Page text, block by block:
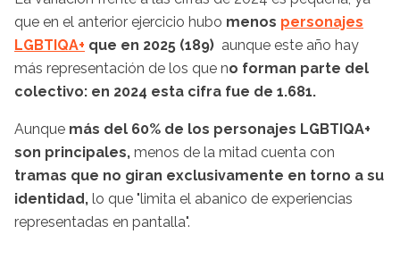
que en el anterior ejercicio hubo menos personajes
LGBTIQA+ que en 2025 (189) aunque este año hay
más representación de los que no forman parte del
colectivo: en 2024 esta cifra fue de 1.681.
Aunque más del 60% de los personajes LGBTIQA+
son principales, menos de la mitad cuenta con
tramas que no giran exclusivamente en torno a su
identidad, lo que "limita el abanico de experiencias
representadas en pantalla".